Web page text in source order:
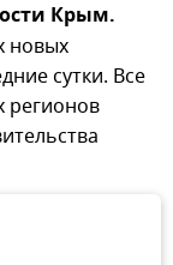
Крым.
новых
сутки. Все
регионов